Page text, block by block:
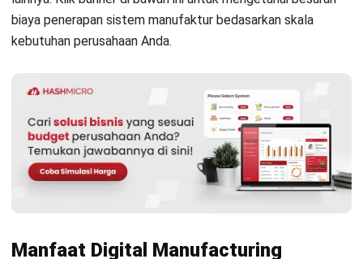
produksi semakin terotomatis.
Manufakturakan melanjutkan tren produksi gabungan guna
meningkatkan persaingan serta memudahkan proses.
Ketika intensitas persaingan global meningkat, tekanan
pada produsen untuk berpikir secara berbeda tentang
mengungguli persaingan.